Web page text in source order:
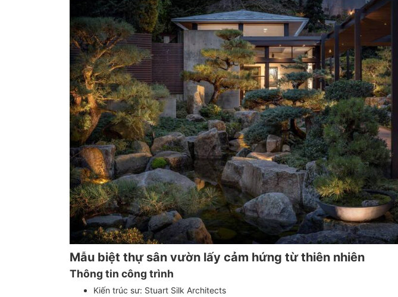
Mẫu biệt thự sân vườn lấy cảm hứng từ thiên nhiên
Thông tin công trình
Kiến trúc sư: Stuart Silk Architects